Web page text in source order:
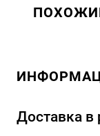
Доставка в